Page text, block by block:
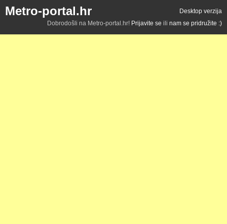
Metro-portal.hr
Desktop verzija
Dobrodošli na Metro-portal.hr! Prijavite se ili nam se pridružite :)